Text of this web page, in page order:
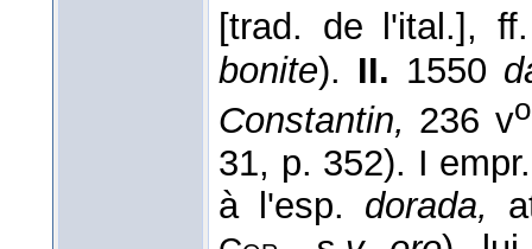
[trad. de l'ital.],
bonite). II. 1550
Constantin, 236 vo
31, p. 352). I
à l'esp. dorada,